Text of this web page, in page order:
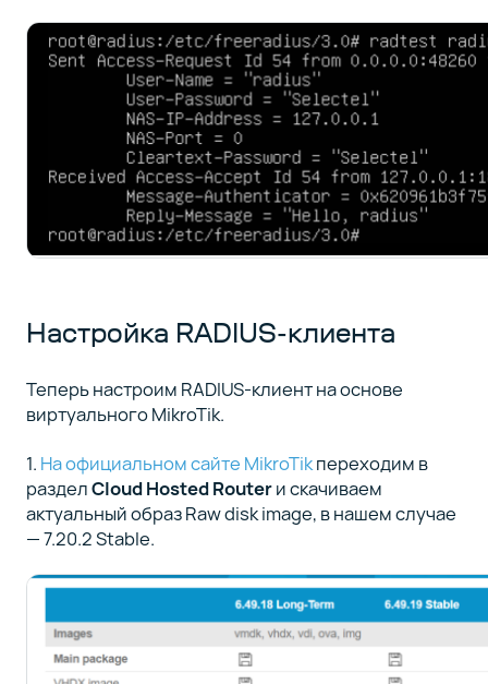
Настройка RADIUS-клиента
Теперь настроим RADIUS-клиент на основе
виртуального MikroTik.
1. На официальном сайте MikroTikпереходим в
разделCloud Hosted Routerи скачиваем
актуальный образ Raw disk image, в нашем случае
— 7.20.2 Stable.